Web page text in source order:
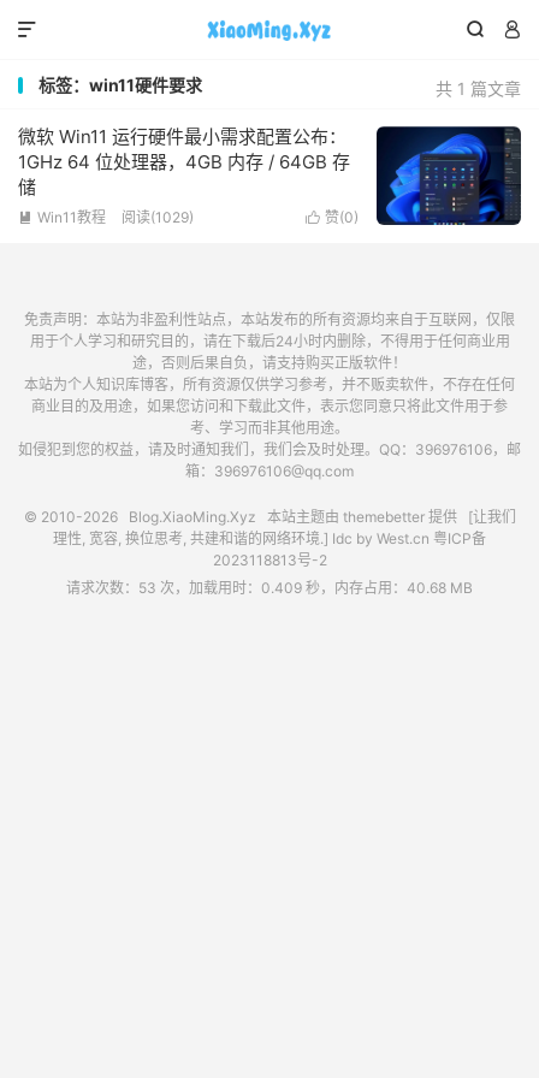
 

共 1 篇文章
标签：win11硬件要求
微软 Win11 运行硬件最小需求配置公布：
1GHz 64 位处理器，4GB 内存 / 64GB 存
储
 赞(0)
 Win11教程 阅读(1029)
免责声明：本站为非盈利性站点，本站发布的所有资源均来自于互联网，仅限
用于个人学习和研究目的，请在下载后24小时内删除，不得用于任何商业用
途，否则后果自负，请支持购买正版软件！
本站为个人知识库博客，所有资源仅供学习参考，并不贩卖软件，不存在任何
商业目的及用途，如果您访问和下载此文件，表示您同意只将此文件用于参
考、学习而非其他用途。
如侵犯到您的权益，请及时通知我们，我们会及时处理。QQ：396976106，邮
箱：396976106@qq.com
© 2010-2026 Blog.XiaoMing.Xyz 本站主题由 themebetter提供 [让我们
理性, 宽容, 换位思考, 共建和谐的网络环境.] Idc by West.cn 粤ICP备
2023118813号-2
请求次数：53 次，加载用时：0.409 秒，内存占用：40.68 MB